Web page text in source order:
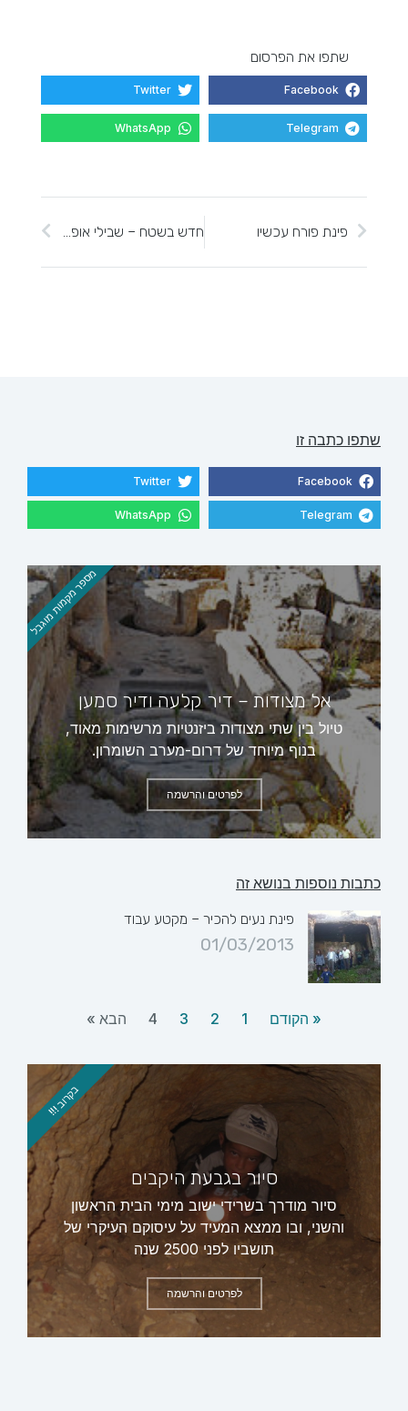
שתפו את הפרסום
Facebook
Twitter
Telegram
WhatsApp
פינת פורח עכשיו חדש בשטח – שבילי אופניים
שתפו כתבה זו
Facebook
Twitter
Telegram
WhatsApp
אל מצודות – דיר קלעה ודיר סמען
טיול בין שתי מצודות ביזנטיות מרשימות מאוד,
בנוף מיוחד של דרום-מערב השומרון.
לפרטים והרשמה
מספר מקמות מוגבל
כתבות נוספות בנושא זה
פינת נעים להכיר – מקטע עבוד
01/03/2013
« הקודם 1
2
3
4 הבא »
סיור בגבעת היקבים
סיור מודרך בשרידי ישוב מימי הבית הראשון
והשני, ובו ממצא המעיד על עיסוקם העיקרי של
תושביו לפני 2500 שנה
לפרטים והרשמה
בקרוב !!!